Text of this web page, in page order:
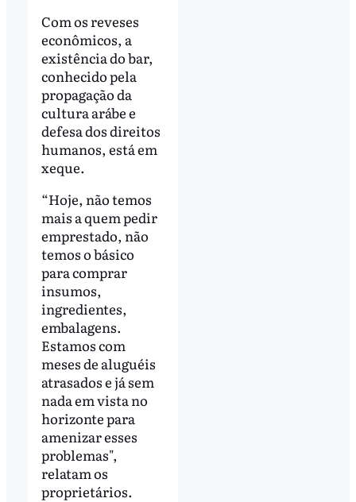
Com os reveses
econômicos, a
existência do bar,
conhecido pela
propagação da
cultura arábe e
defesa dos direitos
humanos, está em
xeque.
“Hoje, não temos
mais a quem pedir
emprestado, não
temos o básico
para comprar
insumos,
ingredientes,
embalagens.
Estamos com
meses de aluguéis
atrasados e já sem
nada em vista no
horizonte para
amenizar esses
problemas",
relatam os
proprietários.